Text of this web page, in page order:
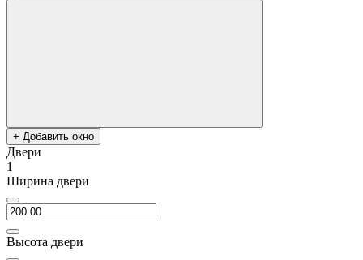
+ Добавить окно
Двери
1
Ширина двери
Высота двери